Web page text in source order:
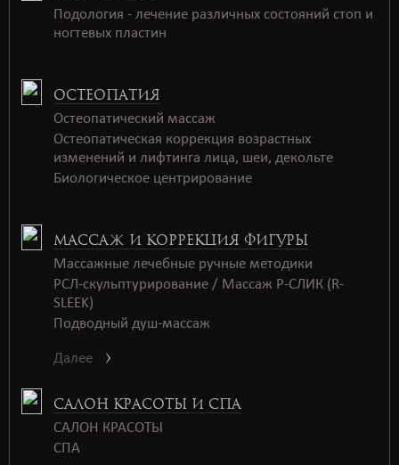
САЛОН КРАСОТЫ И СПА
САЛОН КРАСОТЫ
СПАㅤㅤ
Подология - лечение различных состояний стоп и
ногтевых пластин
ОСТЕОПАТИЯ
Остеопатический массаж
Остеопатическая коррекция возрастных
изменений и лифтинга лица, шеи, декольте
Биологическое центрирование
МАССАЖ И КОРРЕКЦИЯ ФИГУРЫ
Массажные лечебные ручные методики
РСЛ-скульптурирование / Массаж Р-СЛИК (R-
SLEEK)
Подводный душ-массаж
Далее